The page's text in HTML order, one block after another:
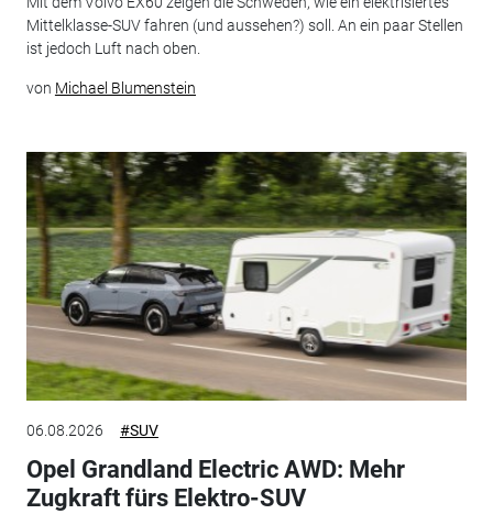
Mittelklasse-SUV fahren (und aussehen?) soll. An ein paar Stellen
ist jedoch Luft nach oben.
von Michael Blumenstein
06.08.2026 #SUV
Opel Grandland Electric AWD: Mehr
Zugkraft fürs Elektro-SUV